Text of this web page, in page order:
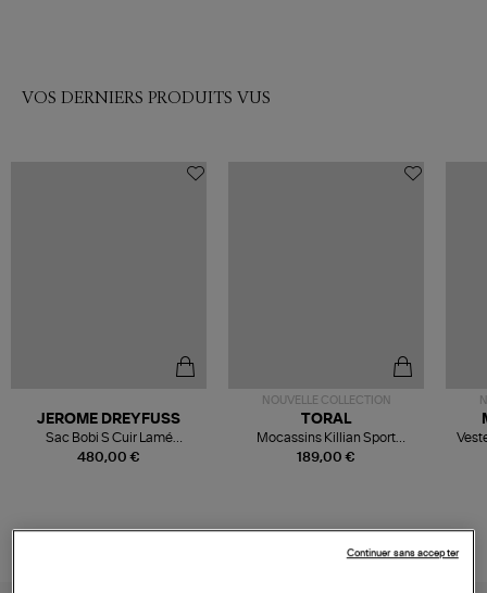
VOS DERNIERS PRODUITS VUS
480,00 €
JEROME DREYFUSS
Sac Bobi S Cuir Lamé
Champagne
NOUVELLE COLLECTION
189,00 €
TORAL
Mocassins Killian Sport
Mousse
Continuer sans accepter